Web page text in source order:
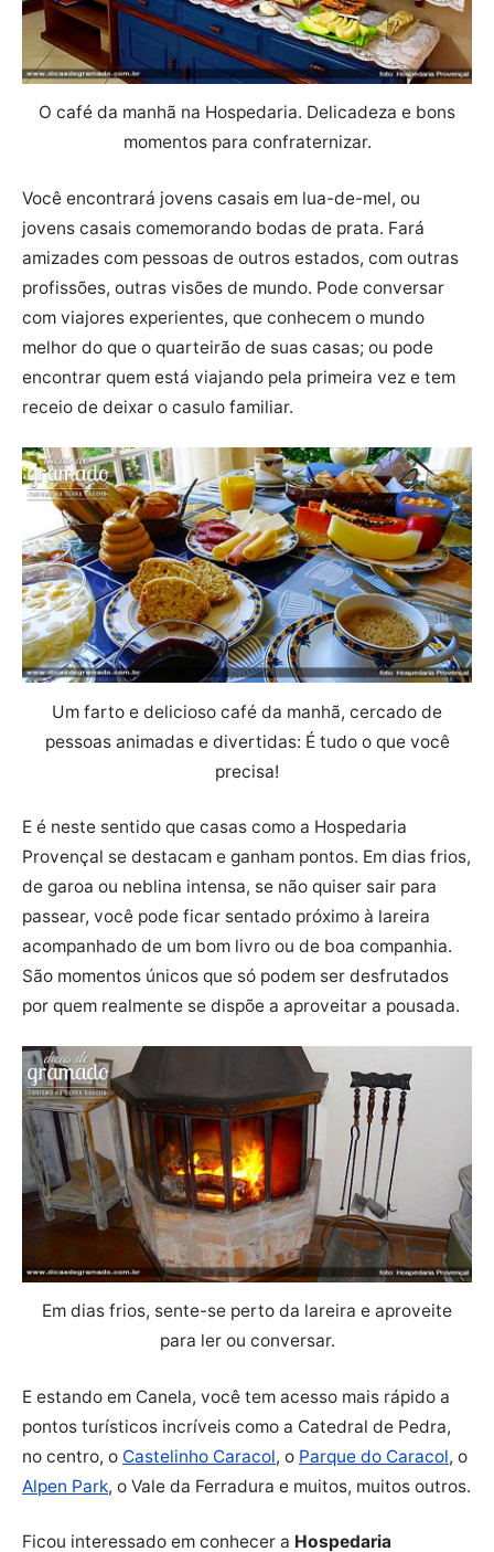
O café da manhã na Hospedaria. Delicadeza e bons
momentos para confraternizar.
Você encontrará jovens casais em lua-de-mel, ou
jovens casais comemorando bodas de prata. Fará
amizades com pessoas de outros estados, com outras
profissões, outras visões de mundo. Pode conversar
com viajores experientes, que conhecem o mundo
melhor do que o quarteirão de suas casas; ou pode
encontrar quem está viajando pela primeira vez e tem
receio de deixar o casulo familiar.
Um farto e delicioso café da manhã, cercado de
pessoas animadas e divertidas: É tudo o que você
precisa!
E é neste sentido que casas como a Hospedaria
Provençal se destacam e ganham pontos. Em dias frios,
de garoa ou neblina intensa, se não quiser sair para
passear, você pode ficar sentado próximo à lareira
acompanhado de um bom livro ou de boa companhia.
São momentos únicos que só podem ser desfrutados
por quem realmente se dispõe a aproveitar a pousada.
Em dias frios, sente-se perto da lareira e aproveite
para ler ou conversar.
E estando em Canela, você tem acesso mais rápido a
pontos turísticos incríveis como a Catedral de Pedra,
no centro, o Castelinho Caracol, o Parque do Caracol, o
Alpen Park, o Vale da Ferradura e muitos, muitos outros.
Ficou interessado em conhecer a Hospedaria